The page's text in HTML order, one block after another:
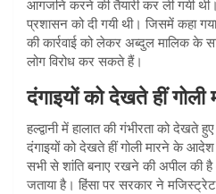
आगजनि करने की तैयारी कर ली गयी
प्रशासन को दी गयी थी। जिसमें कहा
की कार्रवाई को लेकर अब्दुल मालिक
लोग विरोध कर सकते हैं।
दंगाइयों को देखते हीं
हल्द्वानी में हालात की गंभीरता को देखते
दंगाइयों को देखते हीं गोली मारने के
सभी से शांति बनाए रखने की अपील की है
जताया है। हिंसा पर सरकार ने